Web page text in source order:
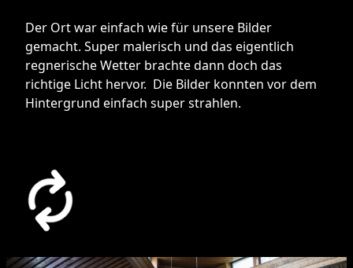
Der Ort war einfach wie für unsere Bilder
gemacht. Super malerisch und das eigentlich
regnerische Wetter brachte dann doch das
richtige Licht hervor. Die Bilder konnten vor dem
Hintergrund einfach super strahlen.